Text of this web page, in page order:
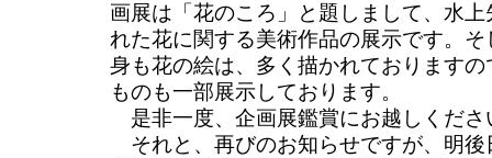
画展は「花のころ」と題しまして、水
れた花に関する美術作品の展示です。
身も花の絵は、多く描かれております
ものも一部展示しております。
是非一度、企画展鑑賞にお越しくださ
それと、再びのお知らせですが、明後